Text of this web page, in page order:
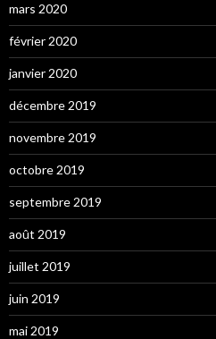
mars 2020
février 2020
janvier 2020
décembre 2019
novembre 2019
octobre 2019
septembre 2019
août 2019
juillet 2019
juin 2019
mai 2019